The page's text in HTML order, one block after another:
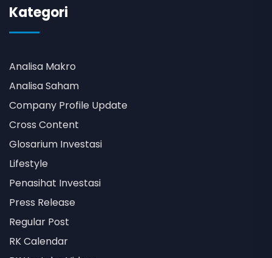
Kategori
Analisa Makro
Analisa Saham
Company Profile Update
Cross Content
Glosarium Investasi
Lifestyle
Penasihat Investasi
Press Release
Regular Post
RK Calendar